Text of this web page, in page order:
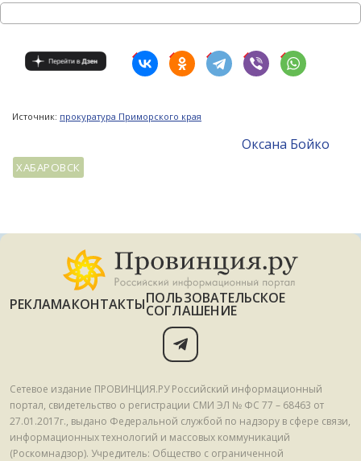
Источник: прокуратура Приморского края
Оксана Бойко
ХАБАРОВСК
РЕКЛАМАКОНТАКТЫПОЛЬЗОВАТЕЛЬСКОЕ
СОГЛАШЕНИЕ
Сетевое издание ПРОВИНЦИЯ.РУ Российский информационный
портал, свидетельство о регистрации СМИ ЭЛ № ФС 77 – 68463 от
27.01.2017г., выдано Федеральной службой по надзору в сфере связи,
информационных технологий и массовых коммуникаций
(Роскомнадзор). Учредитель: Общество с ограниченной